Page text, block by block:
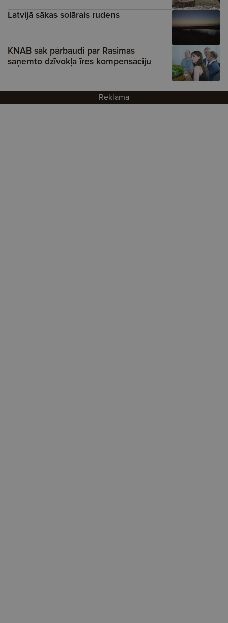
Latvijā sākas solārais rudens
KNAB sāk pārbaudi par Rasimas
saņemto dzīvokļa īres kompensāciju
Reklāma